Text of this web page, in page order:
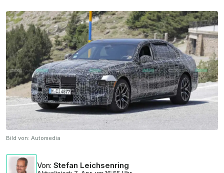
Bild von: Automedia
Von: Stefan Leichsenring